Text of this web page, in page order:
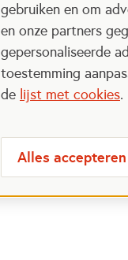
gebruiken en om
en onze partners
gepersonaliseerde
toestemming
de lijst met cookies.
Alles accepteren